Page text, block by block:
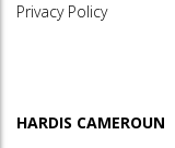
Privacy Policy
HARDIS CAMEROUN